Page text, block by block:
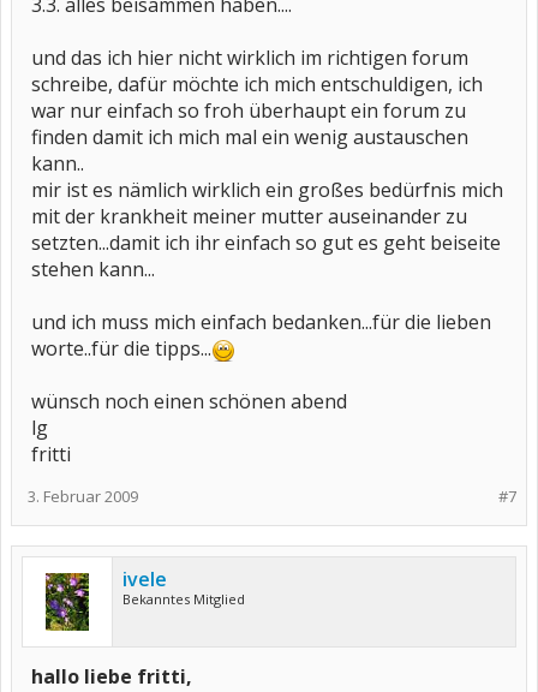
und das ich hier nicht wirklich im richtigen forum
schreibe, dafür möchte ich mich entschuldigen, ich
war nur einfach so froh überhaupt ein forum zu
finden damit ich mich mal ein wenig austauschen
kann..
mir ist es nämlich wirklich ein großes bedürfnis mich
mit der krankheit meiner mutter auseinander zu
setzten...damit ich ihr einfach so gut es geht beiseite
stehen kann...
und ich muss mich einfach bedanken...für die lieben
worte..für die tipps...
wünsch noch einen schönen abend
lg
fritti
#7
3. Februar 2009
ivele
Bekanntes Mitglied
hallo liebe fritti,